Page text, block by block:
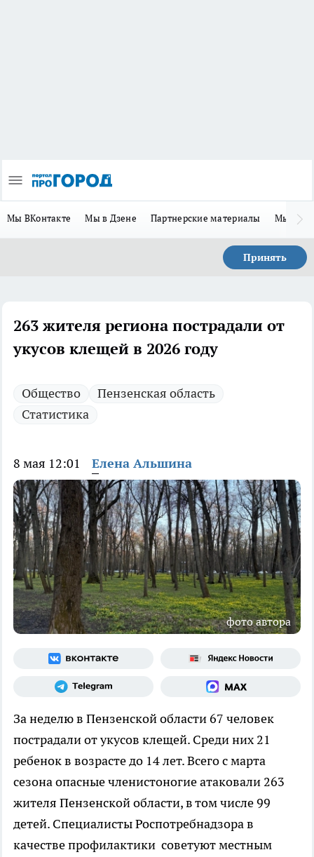
Мы ВКонтакте Мы в Дзене Партнерские материалы Мы в
Принять
263 жителя региона пострадали от
укусов клещей в 2026 году
Общество
Пензенская область
Статистика
8 мая 12:01 Елена Альшина
фото автора
За неделю в Пензенской области 67 человек
пострадали от укусов клещей. Среди них 21
ребенок в возрасте до 14 лет. Всего с марта
сезона опасные членистоногие атаковали 263
жителя Пензенской области, в том числе 99
детей. Специалисты Роспотребнадзора в
качестве профилактики советуют местным